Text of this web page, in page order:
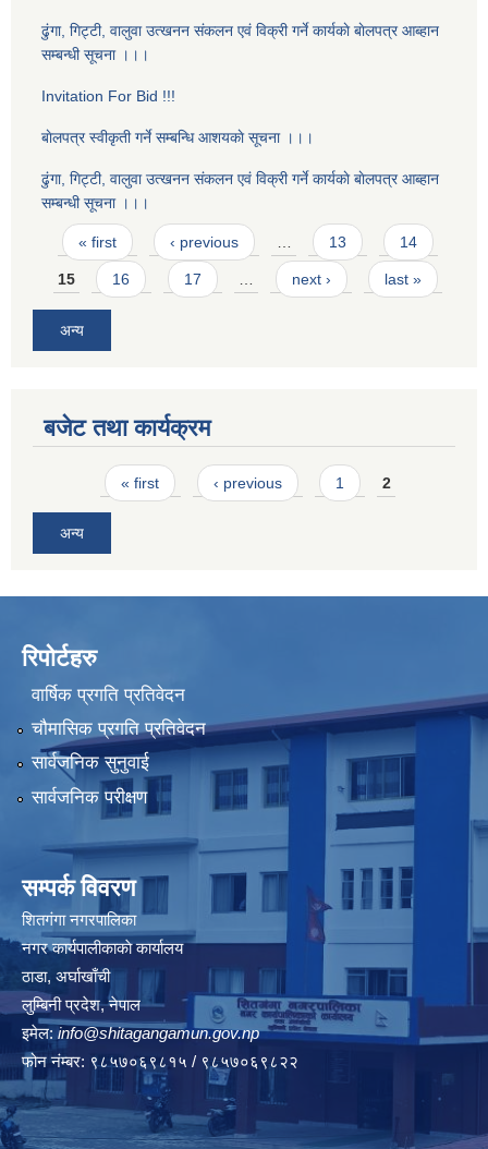
ढुंगा, गिट्टी, वालुवा उत्खनन संकलन एवं विक्री गर्ने कार्यकाे बाेलपत्र आब्हान
सम्बन्धी सूचना ।।।
Invitation For Bid !!!
बाेलपत्र स्वीकृती गर्ने सम्बन्धि आशयकाे सूचना ।।।
ढुंगा, गिट्टी, वालुवा उत्खनन संकलन एवं विक्री गर्ने कार्यकाे बाेलपत्र आब्हान
सम्बन्धी सूचना ।।।
Pages
« first ‹ previous … 13 14
15 16 17 … next › last »
अन्य
बजेट तथा कार्यक्रम
Pages« first ‹ previous 1 2
अन्य
रिपोर्टहरु
वार्षिक प्रगति प्रतिवेदन
चौमासिक प्रगति प्रतिवेदन
सार्वजनिक सुनुवाई
सार्वजनिक परीक्षण
सम्पर्क विवरण
शितगंगा नगरपालिका
नगर कार्यपालीकाकाे कार्यालय
ठाडा, अर्घाखाँची
लुम्बिनी प्रदेश, नेपाल
इमेल: info@shitagangamun.gov.np
फोन नंम्बर: ९८५७०६९८१५ / ९८५७०६९८२२